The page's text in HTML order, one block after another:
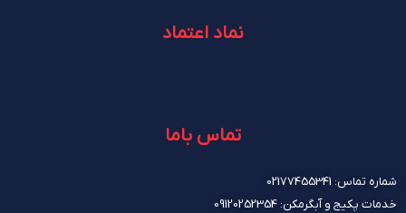
نماد اعتماد
تماس باما
شماره تماس: 02177455341
خدمات پکیج و آبگرمکن: 09120252354